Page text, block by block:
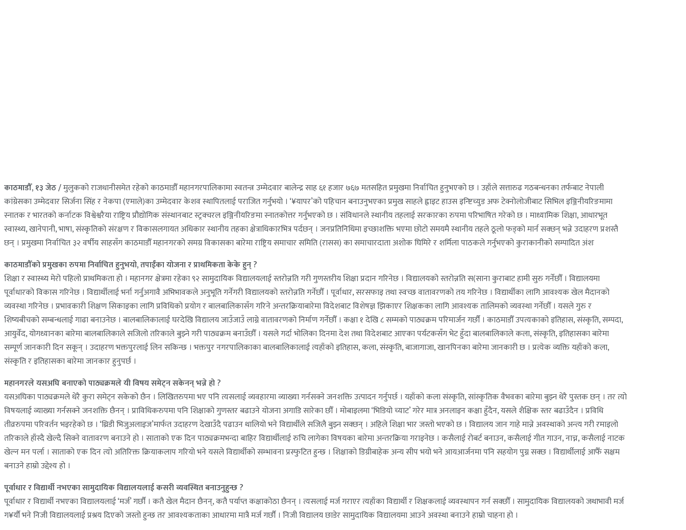
काठमाडौँ, १३ जेठ /मुलुकको राजधानीसमेत रहेको काठमाडौँ महानगरपालिकामा स्वतन्त्र उम्मेदवार बालेन्द्र साह ६१ हजार ७६७ मतसहित प्रमुखमा निर्वाचित हुनुभएको छ । उहाँले सत्तारुढ गठबन्धनका तर्फबाट नेपाली
कांग्रेसका उम्मेदवार सिर्जना सिंह र नेकपा (एमाले)का उम्मेदवार केशव स्थापितलाई पराजित गर्नुभयो । ‘¥यापर’को पहिचान बनाउनुभएका प्रमुख साहले ह्वाइट हाउस इन्ष्टिच्युड अफ टेक्नोलोजीबाट सिभिल इञ्जिनीयरिङमामा
स्नातक र भारतको कर्नाटक विश्वेश्वरैया राष्ट्रिय प्रौद्योगिक संस्थानबाट स्ट्रक्चरल इञ्जिनीयरिङमा स्नातकोत्तर गर्नुभएको छ । संविधानले स्थानीय तहलाई सरकारका रुपमा परिभाषित गरेको छ । माध्यामिक शिक्षा, आधारभूत
स्वास्थ्य, खानेपानी, भाषा, संस्कृतिको संरक्षण र विकासलगायत अधिकार स्थानीय तहका क्षेत्राधिकारभित्र पर्दछन् । जनप्रतिनिधिमा इच्छाशक्ति भएमा छोटो समयमै स्थानीय तहले ठूलो फड्को मार्न सक्छन् भन्ने उदाहरण प्रशस्तै
छन् । प्रमुखमा निर्वाचित ३२ वर्षीय साहसँग काठमाडौँ महानगरको समग्र विकासका बारेमा राष्ट्रिय समाचार समिति (रासस) का समाचारदाता अशोक घिमिरे र शर्मिला पाठकले गर्नुभएको कुराकानीको सम्पादित अंशः
काठमाडौँको प्रमुखका रुपमा निर्वाचित हुनुभयो, तपाईंका योजना र प्राथमिकता केके हुन् ?
शिक्षा र स्वास्थ्य मेरो पहिलो प्राथमिकता हो । महानगर क्षेत्रमा रहेका ९२ सामुदायिक विद्यालयलाई स्तरोन्नति गरी गुणस्तरीय शिक्षा प्रदान गरिनेछ । विद्यालयको स्तरोन्नति स(साना कुराबाट हामी सुरु गर्नेछौँ । विद्यालयमा
पूर्वाधारको विकास गरिनेछ । विद्यार्थीलाई भर्ना गर्नुअगावै अभिभावकले अनुभूति गर्नेगरी विद्यालयको स्तरोन्नति गर्नेछौँ । पूर्वाधार, सरसफाइ तथा स्वच्छ वातावरणको तय गरिनेछ । विद्यार्थीका लागि आवश्यक खेल मैदानको
व्यवस्था गरिनेछ । प्रभावकारी शिक्षण सिकाइका लागि प्रविधिको प्रयोग र बालबालिकासँग गरिने अन्तरक्रियाबारेमा विदेशबाट विशेषज्ञ झिकाएर शिक्षकका लागि आवश्यक तालिमको व्यवस्था गर्नेछौँ । यसले गुरु र
शिष्यबीचको सम्बन्धलाई गाढा बनाउनेछ । बालबालिकालाई घरदेखि विद्यालय जाउँजाउँ लाग्ने वातावरणको निर्माण गर्नेछौँ । कक्षा १ देखि ८ सम्मको पाठ्यक्रम परिमार्जन गर्छौं । काठमाडौँ उपत्यकाको इतिहास, संस्कृति, सम्पदा,
आयुर्वेद, योगध्यानका बारेमा बालबालिकाले सजिलो तरिकाले बुझ्ने गरी पाठ्यक्रम बनाउँछौँ । यसले गर्दा भोलिका दिनमा देश तथा विदेशबाट आएका पर्यटकसँग भेट हुँदा बालबालिकाले कला, संस्कृति, इतिहासका बारेमा
सम्पूर्ण जानकारी दिन सकून् । उदाहरण भक्तपुरलाई लिन सकिन्छ । भक्तपुर नगरपालिकाका बालबालिकालाई त्यहाँको इतिहास, कला, संस्कृति, बाजागाजा, खानपिनका बारेमा जानकारी छ । प्रत्येक व्यक्ति यहाँको कला,
संस्कृति र इतिहासका बारेमा जानकार हुनुपर्छ ।
महानगरले यसअघि बनाएको पाठ्यक्रमले यी विषय समेट्न सकेनन् भन्ने हो ?
यसअघिका पाठ्यक्रमले धेरै कुरा समेट्न सकेको छैन । लिखितरुपमा भए पनि त्यसलाई व्यवहारमा व्याख्या गर्नसक्ने जनशक्ति उत्पादन गर्नुपर्छ । यहाँको कला संस्कृति, सांस्कृतिक वैभवका बारेमा बुझ्न धेरै पुस्तक छन् । तर त्यो
विषयलाई व्याख्या गर्नसक्ने जनशक्ति छैनन् । प्राविधिकरुपमा पनि शिक्षाको गुणस्तर बढाउने योजना अगाडि सारेका छौँ । मोबाइलमा ‘भिडियो च्याट’ गरेर मात्र अनलाइन कक्षा हुँदैन, यसले शैक्षिक स्तर बढाउँदैन । प्रविधि
तीव्ररुपमा परिवर्तन भइरहेको छ । ‘थ्रिडी भिजुअलाइज’मार्फत उदाहरण देखाउँदै पढाउन थालियो भने विद्यार्थीले सजिलै बुझ्न सक्छन् । अहिले शिक्षा भार जस्तो भएको छ । विद्यालय जान गाहे मान्ने अवस्थाको अन्त्य गरी रमाइलो
तरिकाले हाँस्दै खेल्दै सिक्ने वातावरण बनाउने हो । साताको एक दिन पाठ्यक्रमभन्दा बाहिर विद्यार्थीलाई रुचि लागेका विषयका बारेमा अन्तरक्रिया गराइनेछ । कसैलाई रोबर्ट बनाउन, कसैलाई गीत गाउन, नाच्न, कसैलाई नाटक
खेल्न मन पर्ला । साताको एक दिन त्यो अतिरिक्त क्रियाकलाप गरियो भने यसले विद्यार्थीको सम्भावना प्रस्फुटित हुन्छ । शिक्षाको डिग्रीबाहेक अन्य सीप भयो भने आयआर्जनमा पनि सहयोग पुग्न सक्छ । विद्यार्थीलाई आफैँ सक्षम
बनाउने हाम्रो उद्देश्य हो ।
पूर्वाधार र विद्यार्थी नभएका सामुदायिक विद्यालयलाई कसरी व्यवस्थित बनाउनुहुन्छ ?
पूर्वाधार र विद्यार्थी नभएका विद्यालयलाई ‘मर्ज’ गर्छौं । कतै खेल मैदान छैनन्, कतै पर्याप्त कक्षाकोठा छैनन् । त्यसलाई मर्ज गराएर त्यहाँका विद्यार्थी र शिक्षकलाई व्यवस्थापन गर्न सक्छौँ । सामुदायिक विद्यालयको जथाभावी मर्ज
ग¥र्यौं भने निजी विद्यालयलाई प्रश्रय दिएको जस्तो हुन्छ तर आवश्यकताका आधारमा मात्रै मर्ज गर्छौं । निजी विद्यालय छाडेर सामुदायिक विद्यालयमा आउने अवस्था बनाउने हाम्रो चाहना हो ।